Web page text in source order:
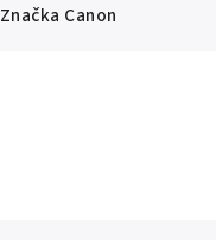
Značka Canon